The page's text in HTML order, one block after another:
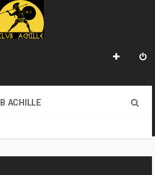
ACHILLE
h